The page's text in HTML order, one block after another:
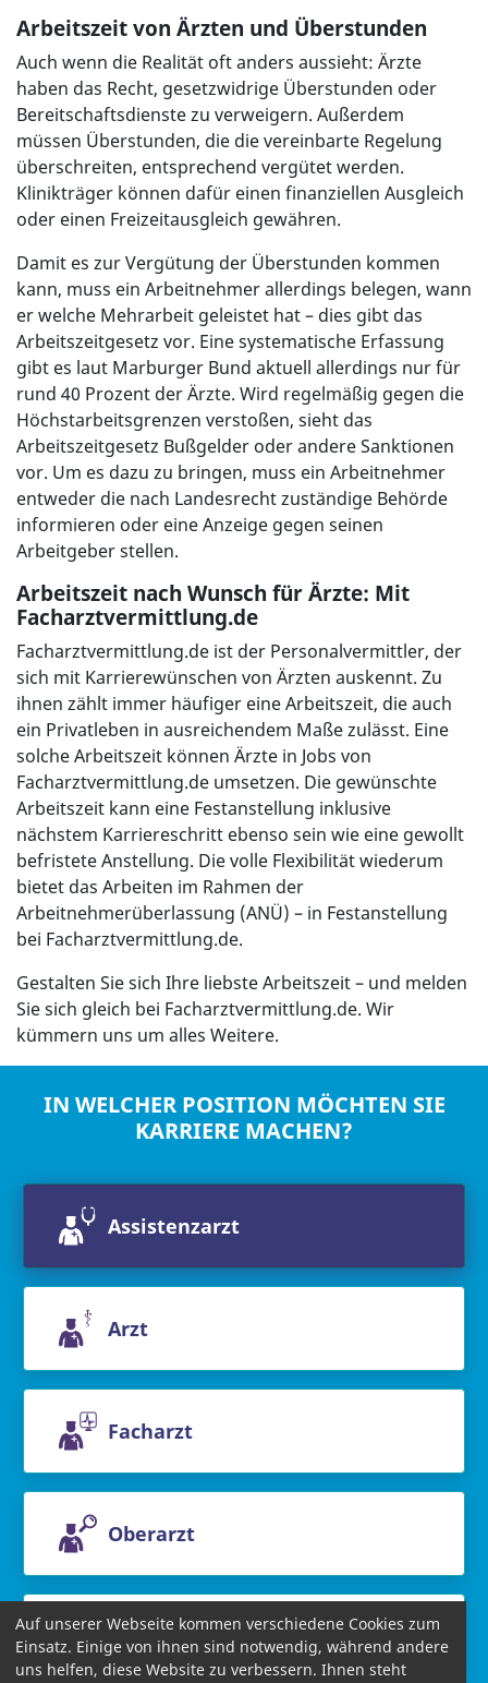
Arbeitszeit von Ärzten und Überstunden
Auch wenn die Realität oft anders aussieht: Ärzte
haben das Recht, gesetzwidrige Überstunden oder
Bereitschaftsdienste zu verweigern. Außerdem
müssen Überstunden, die die vereinbarte Regelung
überschreiten, entsprechend vergütet werden.
Klinikträger können dafür einen finanziellen Ausgleich
oder einen Freizeitausgleich gewähren.
Damit es zur Vergütung der Überstunden kommen
kann, muss ein Arbeitnehmer allerdings belegen, wann
er welche Mehrarbeit geleistet hat – dies gibt das
Arbeitszeitgesetz vor. Eine systematische Erfassung
gibt es laut Marburger Bund aktuell allerdings nur für
rund 40 Prozent der Ärzte. Wird regelmäßig gegen die
Höchstarbeitsgrenzen verstoßen, sieht das
Arbeitszeitgesetz Bußgelder oder andere Sanktionen
vor. Um es dazu zu bringen, muss ein Arbeitnehmer
entweder die nach Landesrecht zuständige Behörde
informieren oder eine Anzeige gegen seinen
Arbeitgeber stellen.
Arbeitszeit nach Wunsch für Ärzte: Mit
Facharztvermittlung.de
Facharztvermittlung.de ist der Personalvermittler, der
sich mit Karrierewünschen von Ärzten auskennt. Zu
ihnen zählt immer häufiger eine Arbeitszeit, die auch
ein Privatleben in ausreichendem Maße zulässt. Eine
solche Arbeitszeit können Ärzte in Jobs von
Facharztvermittlung.de umsetzen. Die gewünschte
Arbeitszeit kann eine Festanstellung inklusive
nächstem Karriereschritt ebenso sein wie eine gewollt
befristete Anstellung. Die volle Flexibilität wiederum
bietet das Arbeiten im Rahmen der
Arbeitnehmerüberlassung (ANÜ) – in Festanstellung
bei Facharztvermittlung.de.
Gestalten Sie sich Ihre liebste Arbeitszeit – und melden
Sie sich gleich bei Facharztvermittlung.de. Wir
kümmern uns um alles Weitere.
IN WELCHER POSITION MÖCHTEN SIE
KARRIERE MACHEN?
Assistenzarzt
Arzt
Facharzt
Oberarzt
Chefarzt
Auf unserer Webseite kommen verschiedene Cookies zum
Einsatz. Einige von ihnen sind notwendig, während andere
uns helfen, diese Website zu verbessern. Ihnen steht